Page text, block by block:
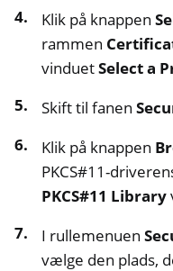
Klik på knappen
rammen
vinduetSelect a
Skift til fanen
Klik på knappen
PKCS#11-
PKCS#11 Library
I rullemenuen
vælge den plads,